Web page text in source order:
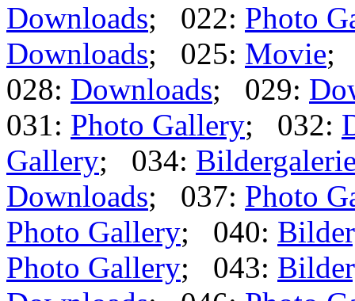
Downloads; 022: Photo
Downloads; 025: Movie;
028: Downloads; 029:
031: Photo Gallery; 032:
Gallery; 034:
Downloads; 037: Photo
Photo Gallery; 040:
Photo Gallery; 043: